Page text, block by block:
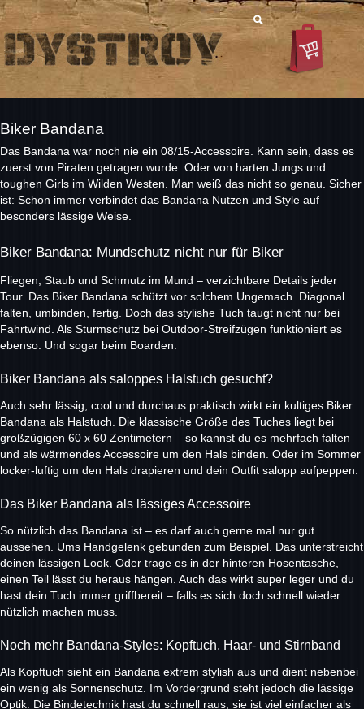
Biker Bandana
Das Bandana war noch nie ein 08/15-Accessoire. Kann sein, dass es
zuerst von Piraten getragen wurde. Oder von harten Jungs und
toughen Girls im Wilden Westen. Man weiß das nicht so genau. Sicher
ist: Schon immer verbindet das Bandana Nutzen und Style auf
besonders lässige Weise.
Biker Bandana: Mundschutz nicht nur für Biker
Fliegen, Staub und Schmutz im Mund – verzichtbare Details jeder
Tour. Das Biker Bandana schützt vor solchem Ungemach. Diagonal
falten, umbinden, fertig. Doch das stylishe Tuch taugt nicht nur bei
Fahrtwind. Als Sturmschutz bei Outdoor-Streifzügen funktioniert es
ebenso. Und sogar beim Boarden.
Biker Bandana als saloppes Halstuch gesucht?
Auch sehr lässig, cool und durchaus praktisch wirkt ein kultiges Biker
Bandana als Halstuch. Die klassische Größe des Tuches liegt bei
großzügigen 60 x 60 Zentimetern – so kannst du es mehrfach falten
und als wärmendes Accessoire um den Hals binden. Oder im Sommer
locker-luftig um den Hals drapieren und dein Outfit salopp aufpeppen.
Das Biker Bandana als lässiges Accessoire
So nützlich das Bandana ist – es darf auch gerne mal nur gut
aussehen. Ums Handgelenk gebunden zum Beispiel. Das unterstreicht
deinen lässigen Look. Oder trage es in der hinteren Hosentasche,
einen Teil lässt du heraus hängen. Auch das wirkt super leger und du
hast dein Tuch immer griffbereit – falls es sich doch schnell wieder
nützlich machen muss.
Noch mehr Bandana-Styles: Kopftuch, Haar- und Stirnband
Als Kopftuch sieht ein Bandana extrem stylish aus und dient nebenbei
ein wenig als Sonnenschutz. Im Vordergrund steht jedoch die lässige
Optik. Die Bindetechnik hast du schnell raus, sie ist viel einfacher als